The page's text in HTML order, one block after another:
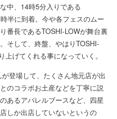
中、14時5分入りである
半に到着。今や各フェスのムー
番長であるTOSHI-LOWが舞台裏
そして、終盤、やはりTOSHI-
げてくれる事になっていく。
登場して、たくさん地元店が出
のコラボお土産などを丁寧に説
あるアパレルブースなど、四星
しか出店していないというの